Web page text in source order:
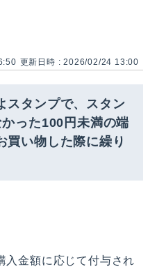
更新日時 : 2026/02/24 13:00
スタンプで、スタン
った100円未満の端
買い物した際に繰り
入金額に応じて付与され